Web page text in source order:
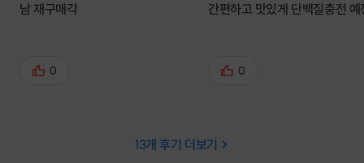
남 재구매각
0
간편하고 맛있게 단백질충전
0
13개 후기 더보기